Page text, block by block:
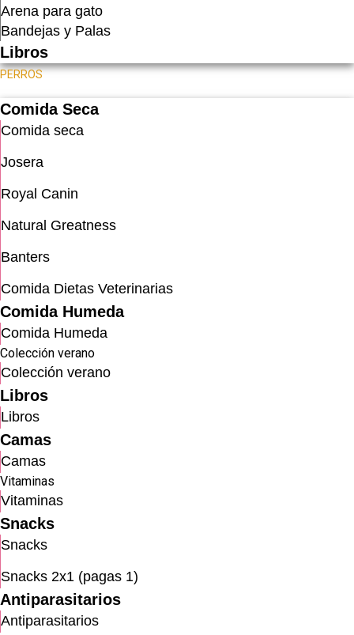
Arena para gato
Bandejas y Palas
Libros
PERROS
Comida Seca
Comida seca
Josera
Royal Canin
Natural Greatness
Banters
Comida Dietas Veterinarias
Comida Humeda
Comida Humeda
Colección verano
Colección verano
Libros
Libros
Camas
Camas
Vitaminas
Vitaminas
Snacks
Snacks
Snacks 2x1 (pagas 1)
Antiparasitarios
Antiparasitarios